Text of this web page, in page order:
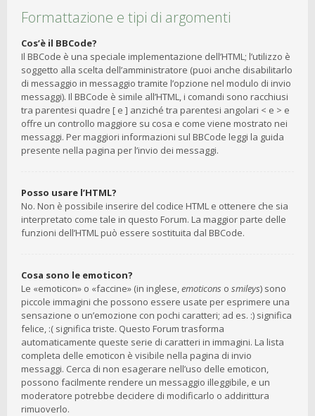
Formattazione e tipi di argomenti
Cos’è il BBCode?
Il BBCode è una speciale implementazione dell’HTML; l’utilizzo è
soggetto alla scelta dell’amministratore (puoi anche disabilitarlo
di messaggio in messaggio tramite l’opzione nel modulo di invio
messaggi). Il BBCode è simile all’HTML, i comandi sono racchiusi
tra parentesi quadre [ e ] anziché tra parentesi angolari < e > e
offre un controllo maggiore su cosa e come viene mostrato nei
messaggi. Per maggiori informazioni sul BBCode leggi la guida
presente nella pagina per l’invio dei messaggi.
Posso usare l’HTML?
No. Non è possibile inserire del codice HTML e ottenere che sia
interpretato come tale in questo Forum. La maggior parte delle
funzioni dell’HTML può essere sostituita dal BBCode.
Cosa sono le emoticon?
Le «emoticon» o «faccine» (in inglese,emoticons o smileys) sono
piccole immagini che possono essere usate per esprimere una
sensazione o un’emozione con pochi caratteri; ad es. :) significa
felice, :( significa triste. Questo Forum trasforma
automaticamente queste serie di caratteri in immagini. La lista
completa delle emoticon è visibile nella pagina di invio
messaggi. Cerca di non esagerare nell’uso delle emoticon,
possono facilmente rendere un messaggio illeggibile, e un
moderatore potrebbe decidere di modificarlo o addirittura
rimuoverlo.